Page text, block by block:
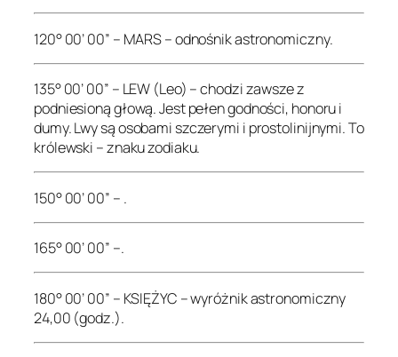
120° 00’ 00” – MARS – odnośnik astronomiczny.
135° 00’ 00” – LEW (Leo) – chodzi zawsze z
podniesioną głową. Jest pełen godności, honoru i
dumy. Lwy są osobami szczerymi i prostolinijnymi. To
królewski – znaku zodiaku.
150° 00’ 00” – .
165° 00’ 00” –.
180° 00’ 00” – KSIĘŻYC – wyróżnik astronomiczny
24,00 (godz.).